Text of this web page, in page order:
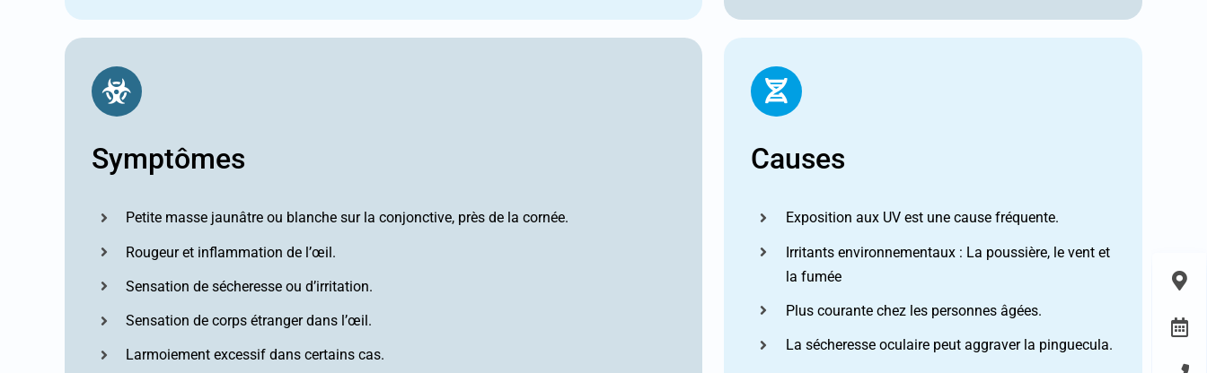
Symptômes
Petite masse jaunâtre ou blanche sur la conjonctive, près de la cornée.
Rougeur et inflammation de l’œil.
Sensation de sécheresse ou d’irritation.
Sensation de corps étranger dans l’œil.
Larmoiement excessif dans certains cas.
Causes
Exposition aux UV est une cause fréquente.
Irritants environnementaux : La poussière, le vent et
la fumée
Plus courante chez les personnes âgées.
La sécheresse oculaire peut aggraver la pinguecula.